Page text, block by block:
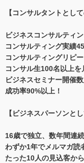
【コンサルタントとし
ビジネスコンサルティ
コンサルティング実績
コンサルティングリピ
コンサル生100名以上を
ビジネスセミナー開催
成功率90%以上！
【ビジネスパーソンと
16歳で独立、数年間連
わずか1年でメルマガ読
たった10人の見込客か